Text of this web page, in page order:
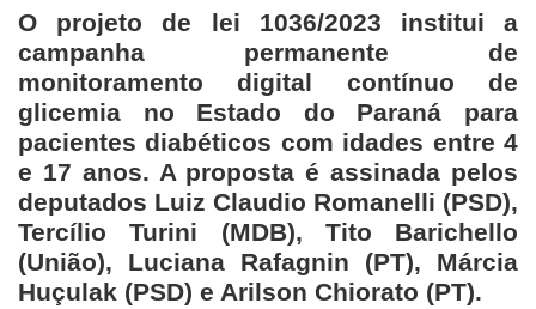
O projeto de lei 1036/2023 institui a
campanha permanente de
monitoramento digital contínuo de
glicemia no Estado do Paraná para
pacientes diabéticos com idades entre 4
e 17 anos. A proposta é assinada pelos
deputados Luiz Claudio Romanelli (PSD),
Tercílio Turini (MDB), Tito Barichello
(União), Luciana Rafagnin (PT), Márcia
Huçulak (PSD) e Arilson Chiorato (PT).